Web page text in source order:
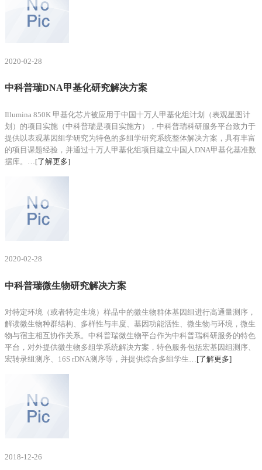
2020-02-28
中科普瑞DNA甲基化研究解决方案
Illumina 850K 甲基化芯片被应用于中国十万人甲基化组计划（表观星图计
划）的项目实施（中科普瑞是项目实施方），中科普瑞科研服务平台致力于
提供以表观基因组学研究为特色的多组学研究系统整体解决方案，具有丰富
的项目课题经验，并通过十万人甲基化组项目建立中国人DNA甲基化基准数
据库。… [了解更多]
2020-02-28
中科普瑞微生物研究解决方案
对特定环境（或者特定生境）样品中的微生物群体基因组进行高通量测序，
解读微生物种群结构、多样性与丰度、基因功能活性、微生物与环境，微生
物与宿主相互协作关系。中科普瑞微生物平台作为中科普瑞科研服务的特色
平台，对外提供微生物多组学系统解决方案，特色服务包括宏基因组测序、
宏转录组测序、16S rDNA测序等，并提供综合多组学生… [了解更多]
2018-12-26